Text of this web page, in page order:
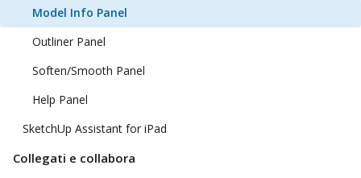
Model Info Panel
Outliner Panel
Soften/Smooth Panel
Help Panel
SketchUp Assistant for iPad
Collegati e collabora